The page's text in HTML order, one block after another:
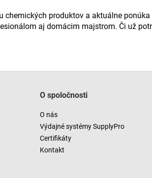
chemických produktov a aktuálne
aj domácim majstrom. Či už
O spoločnosti
O nás
Výdajné systémy SupplyPro
Certifikáty
Kontakt